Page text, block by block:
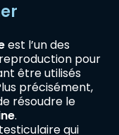
est l’un des
pour
être utilisés
précisément,
résoudre le
.
qui